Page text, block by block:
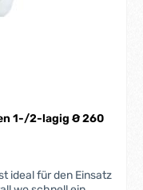
1-/2-lagig Ø 260
ideal für den Einsatz